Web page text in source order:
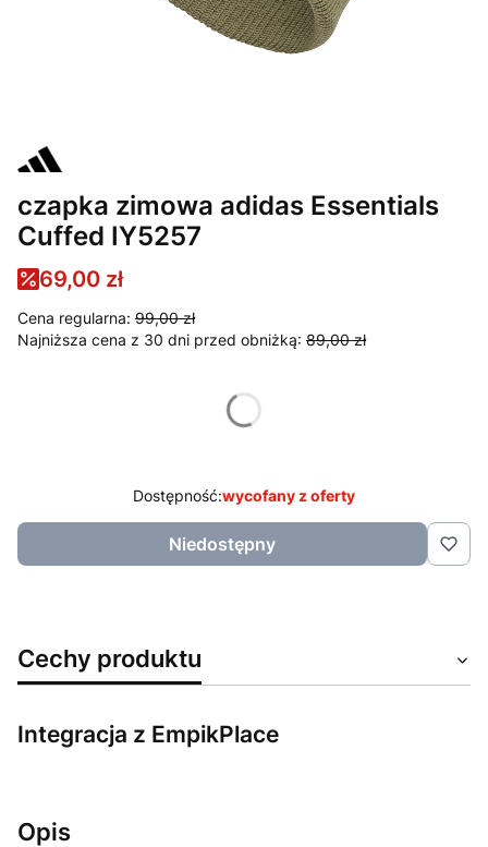
czapka zimowa adidas Essentials
Cuffed IY5257
69,00 zł
Cena regularna: 99,00 zł
Najniższa cena z 30 dni przed obniżką: 89,00 zł
Poszczególne warianty mogą różnić się ceną
Dostępność:wycofany z oferty
Niedostępny
Cechy produktu
Integracja z EmpikPlace
Opis